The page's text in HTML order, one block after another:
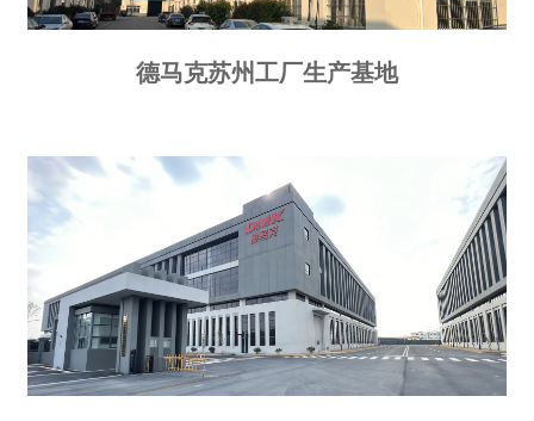
德马克苏州工厂生产基地